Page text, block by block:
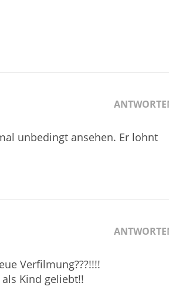
unbedingt ansehen. Er lohnt
Verfilmung???!!!!
Kind geliebt!!